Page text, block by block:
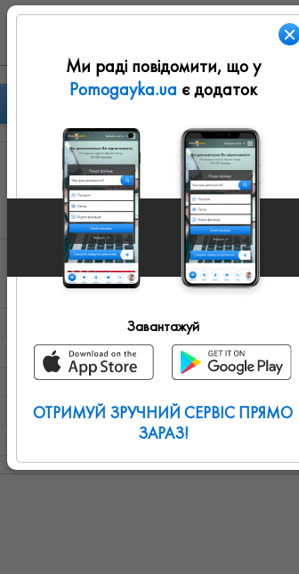
Ср: 08:00 - 19:00
Ми раді повідомити, що у
Pomogayka.ua є додаток
Завантажуй
ОТРИМУЙ ЗРУЧНИЙ СЕРВІС ПРЯМО
ЗАРАЗ!